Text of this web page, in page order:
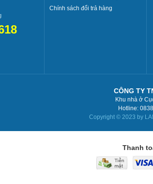
Chính sách đổi trả hàng
CÔNG TY
Khu nhà ở
Hotline:
Copyright © 2023 by
Thanh